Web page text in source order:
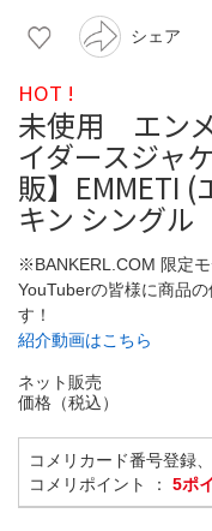
シェア
HOT !
未使用 エン
イダースジャ
販】EMMETI (
キン シングル
※BANKERL.COM 限定
YouTuberの皆様に商品
す！
紹介動画はこちら
ネット販売
価格（税込）
コメリカード番号登録
コメリポイント ： 5ポ